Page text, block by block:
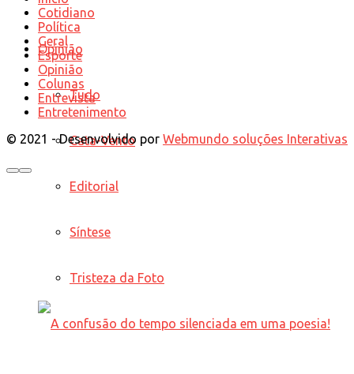
Opinião
Tudo
Cata-Vento
Editorial
Síntese
Tristeza da Foto
Cotidiano
Política
Geral
Esporte
Opinião
Colunas
Entrevista
Entretenimento
© 2021 - Desenvolvido por Webmundo soluções Interativas